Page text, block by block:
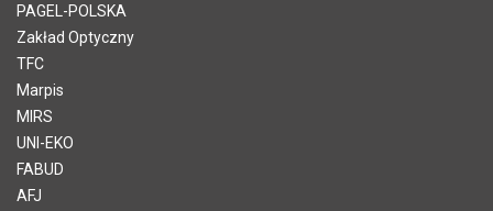
PAGEL-POLSKA
Zakład Optyczny
TFC
Marpis
MIRS
UNI-EKO
FABUD
AFJ